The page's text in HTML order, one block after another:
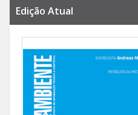
Edição Atual